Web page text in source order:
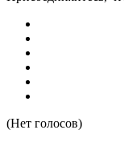
(Нет голосов)